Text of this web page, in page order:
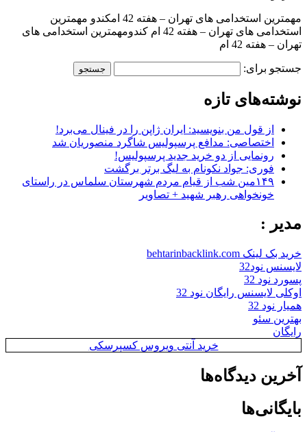
مهمترین استخدامی های تهران – هفته 42 امکندو مهمترین
استخدامی های تهران – هفته 42 ام کندومهمترین استخدامی های
تهران – هفته 42 ام
جستجو برای:
نوشته‌های تازه
از قول من بنویسید: ایران ژاپن را در فینال می‌برد!
اختصاصی: مدافع پرسپولیس شاگرد منصوریان شد
رونمایی از دو خرید جدید پرسپولیس!
فوری: جواد نکونام به لیگ برتر برگشت
۱۴۹مین شب از قیام مردم شهرستان سلماس در راستای
خونخواهی رهبر شهید + تصاویر
مدیر :
خرید بک لینک behtarinbacklink.com
لایسنس نود32
پسورد نود 32
اوکلی لایسنس رایگان نود 32
همیار نود 32
بهترین سئو
رایگان
خرید آنتی ویروس کسپرسکی
آخرین دیدگاه‌ها
بایگانی‌ها